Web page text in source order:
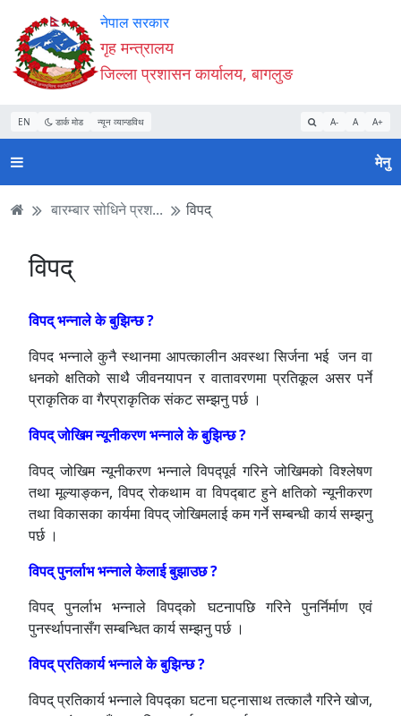
Accessibility
Mode
सुरु
गर्नुहोस्
सामाग्री
पढ्नुहाेस्
नेभिगेसन
पढ्नुहाेस्
वेबसाइट
खोजमा
जानुहोस्
नेपाल सरकार
गृह मन्त्रालय
जिल्ला प्रशासन कार्यालय, बागलुङ
EN डार्क मोड न्यून व्यान्डविथ A- A A+
मेनु
बारम्बार सोधिने प्रश... विपद्
विपद्
विपद् भन्नाले के बुझिन्छ ?
विपद भन्नाले कुनै स्थानमा आपत्कालीन अवस्था सिर्जना भई जन वा
धनको क्षतिको साथै जीवनयापन र वातावरणमा प्रतिकूल असर पर्ने
प्राकृतिक वा गैरप्राकृतिक संकट सम्झनु पर्छ ।
विपद् जोखिम न्यूनीकरण भन्नाले के बुझिन्छ ?
विपद् जोखिम न्यूनीकरण भन्नाले विपद्पूर्व गरिने जोखिमको विश्लेषण
तथा मूल्याङ्कन, विपद् रोकथाम वा विपद्‍बाट हुने क्षतिको न्यूनीकरण
तथा विकासका कार्यमा विपद् जोखिमलाई कम गर्ने सम्बन्धी कार्य सम्झनु
पर्छ ।
विपद् पुनर्लाभ भन्नाले केलाई बुझाउछ ?
विपद् पुनर्लाभ भन्नाले विपद्को घटनापछि गरिने पुनर्निर्माण एवं
पुनर्स्थापनासँग सम्बन्धित कार्य सम्झनु पर्छ ।
विपद् प्रतिकार्य भन्नाले के बुझिन्छ ?
विपद् प्रतिकार्य भन्नाले विपद्का घटना घट्नासाथ तत्कालै गरिने खोज,